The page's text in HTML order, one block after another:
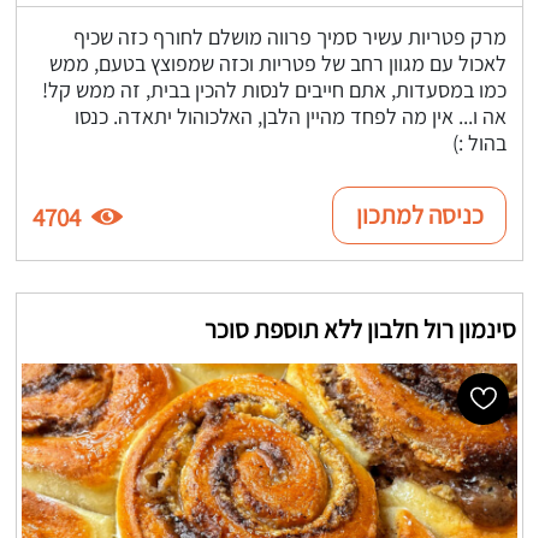
מרק פטריות עשיר סמיך פרווה מושלם לחורף כזה שכיף
לאכול עם מגוון רחב של פטריות וכזה שמפוצץ בטעם, ממש
כמו במסעדות, אתם חייבים לנסות להכין בבית, זה ממש קל!
אה ו... אין מה לפחד מהיין הלבן, האלכוהול יתאדה. כנסו
בהול :)
כניסה למתכון 4704
סינמון רול חלבון ללא תוספת סוכר